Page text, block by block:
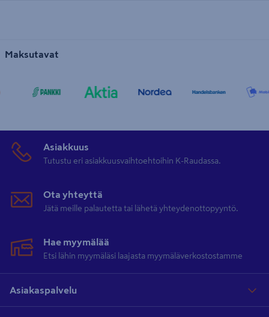
Maksutavat
Asiakkuus
Tutustu eri asiakkuusvaihtoehtoihin K-Raudassa.
Ota yhteyttä
Jätä meille palautetta tai lähetä yhteydenottopyyntö.
Hae myymälää
Etsi lähin myymäläsi laajasta myymäläverkostostamme
Asiakaspalvelu